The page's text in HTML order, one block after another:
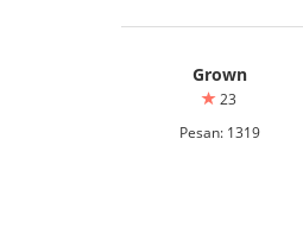
Grown
23
Pesan: 1319